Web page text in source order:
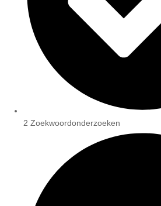
2 Zoekwoordonderzoeken